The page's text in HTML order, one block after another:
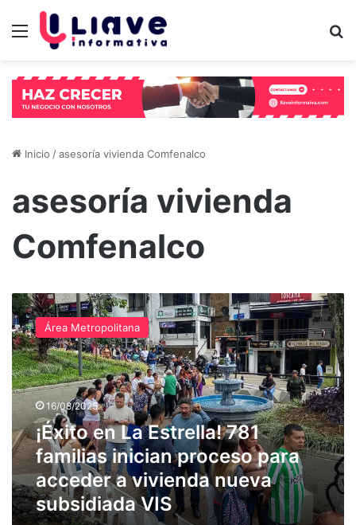
Menú
Inicio /asesoría vivienda Comfenalco
asesoría vivienda
Comfenalco
¡Éxito
en
La
Estrella!
781
familias
inician
proceso
para
acceder
a
vivienda
nueva
subsidiada
Área Metropolitana
16/08/2025
¡Éxito en La Estrella! 781
familias inician proceso para
acceder a vivienda nueva
subsidiada VIS